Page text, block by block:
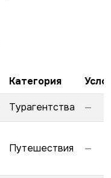
Категория
Турагентства —
Путешествия —